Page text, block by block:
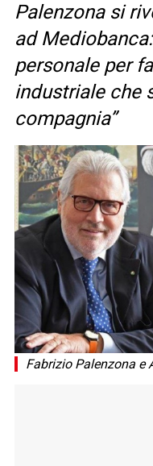
Palenzona si
ad
personale per
industriale che
compagnia”
Fabrizio Palenzona e